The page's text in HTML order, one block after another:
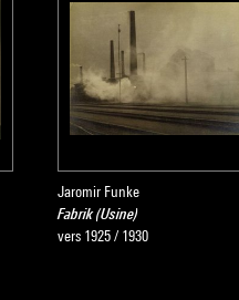
Jaromir Funke
Fabrik (Usine)
vers 1925 / 1930